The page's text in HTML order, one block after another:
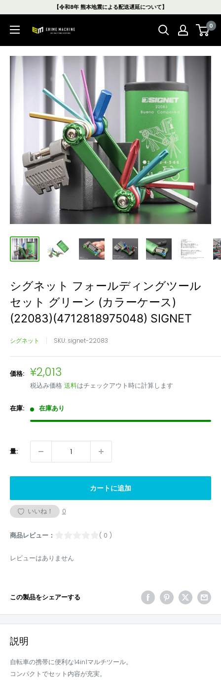
ン
【令和8年 熊本地震による配送遅延について】
エ
店
0
シグネット フォールディングツール
セット グリーン (カラーケース)
(22083)(4712818975048) SIGNET
シグネット SKU: signet-22083
価格: 販
売
価
格
¥2,013
税込み価格 送料はチェックアウト時に計算します
在庫: 在庫あり
量:
カートに追加
いいね！ 0
商品レビュー： ( 0 )
レビューはありません
この製品をシェアーする
説明
自転車の携帯に便利な14in1マルチツール。
コンパクトでセット内容が充実。